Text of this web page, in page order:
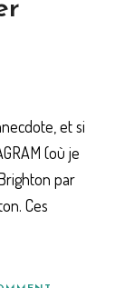
et si
(où je
par
Ces